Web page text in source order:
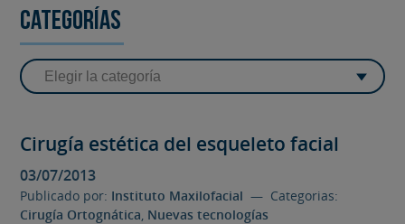
Categorías
Cirugía estética del esqueleto facial
03/07/2013
Publicado por: Instituto Maxilofacial — Categorias:
Cirugía Ortognática, Nuevas tecnologías